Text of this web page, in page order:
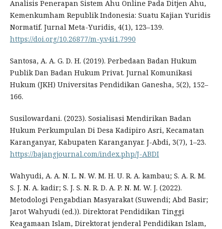
Analisis Penerapan Sistem Ahu Online Pada Ditjen Ahu,
Kemenkumham Republik Indonesia: Suatu Kajian Yuridis
Normatif. Jurnal Meta-Yuridis, 4(1), 123–139.
https://doi.org/10.26877/m-y.v4i1.7990
Santosa, A. A. G. D. H. (2019). Perbedaan Badan Hukum
Publik Dan Badan Hukum Privat. Jurnal Komunikasi
Hukum (JKH) Universitas Pendidikan Ganesha, 5(2), 152–
166.
Susilowardani. (2023). Sosialisasi Mendirikan Badan
Hukum Perkumpulan Di Desa Kadipiro Asri, Kecamatan
Karanganyar, Kabupaten Karanganyar. J-Abdi, 3(7), 1–23.
https://bajangjournal.com/index.php/J-ABDI
Wahyudi, A. A. N. L. N. W. M. H. U. R. A. kambau; S. A. R. M.
S. J. N. A. kadir; S. J. S. N. R. D. A. P. N. M. W. J. (2022).
Metodologi Pengabdian Masyarakat (Suwendi; Abd Basir;
Jarot Wahyudi (ed.)). Direktorat Pendidikan Tinggi
Keagamaan Islam, Direktorat jenderal Pendidikan Islam,